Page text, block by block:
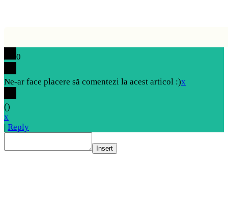
0
Ne-ar face placere să comentezi la acest articol :)x
()
x
Reply
Insert